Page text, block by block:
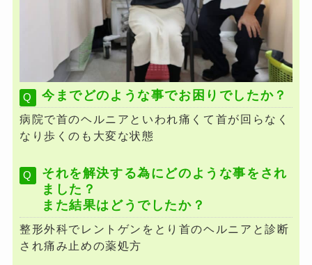
今までどのような事でお困りでしたか？
病院で首のヘルニアといわれ痛くて首が回らなく
なり歩くのも大変な状態
それを解決する為にどのような事をされ
ました？
また結果はどうでしたか？
整形外科でレントゲンをとり首のヘルニアと診断
され痛み止めの薬処方